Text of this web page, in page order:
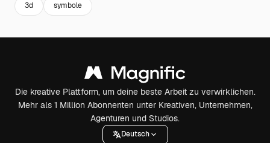
3d symbole
Die kreative Plattform, um deine beste Arbeit zu verwirklichen.
Mehr als 1 Million Abonnenten unter Kreativen, Unternehmen,
Agenturen und Studios.
Deutsch